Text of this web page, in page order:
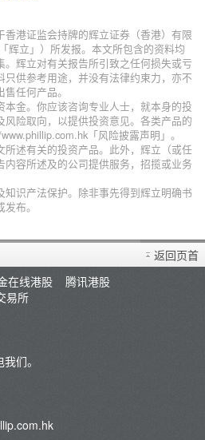
港证监会持牌的辉立证券（香港）有限
辉立」）所发报。本文所包含的资料均
辉立对有关报告所引致之任何损失或亏
供参考用途，并没有法律约束力，亦不
任何产品。
金。你应该咨询专业人士，就本身的投
险取向，以提供投资意见。各类产品的
「风险披露声明」。
述有关的投资产品。此外，辉立（或任
容所述及的公司提供服务，招揽或业务
识产法保护。除非事先得到辉立明确书
布。
返回页首
在线港股
腾讯港股
易所
们。